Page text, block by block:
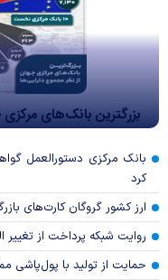
بزرگترین بانک‌های
بانک مرکزی دستورالعمل
کرد
ارز کشور گروگان کارت‌های
روایت شبکه پرداخت از
حمایت از تولید با پول‌پاشی